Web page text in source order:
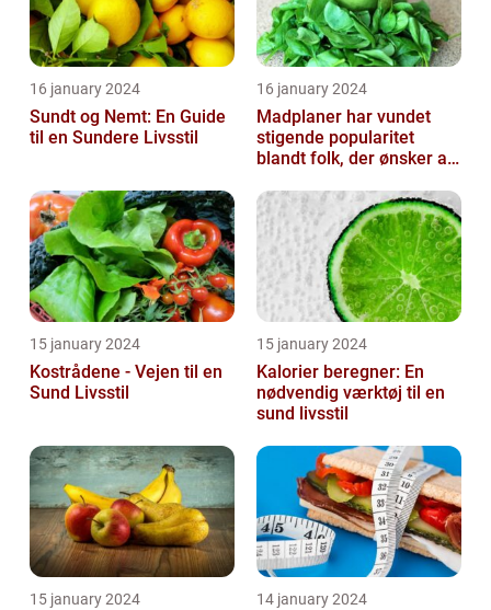
16 january 2024
Sundt og Nemt: En Guide
til en Sundere Livsstil
16 january 2024
Madplaner har vundet
stigende popularitet
blandt folk, der ønsker at
deres...
15 january 2024
Kostrådene - Vejen til en
Sund Livsstil
15 january 2024
Kalorier beregner: En
nødvendig værktøj til en
sund livsstil
15 january 2024 14 january 2024